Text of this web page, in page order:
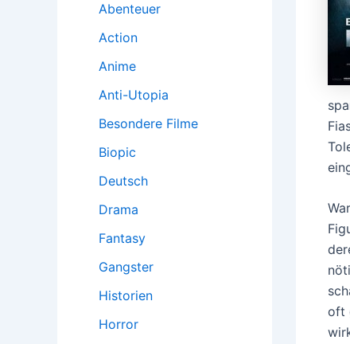
Abenteuer
Action
Anime
Anti-Utopia
Besondere Filme
Biopic
Deutsch
Drama
Fantasy
Gangster
Historien
Horror
oft